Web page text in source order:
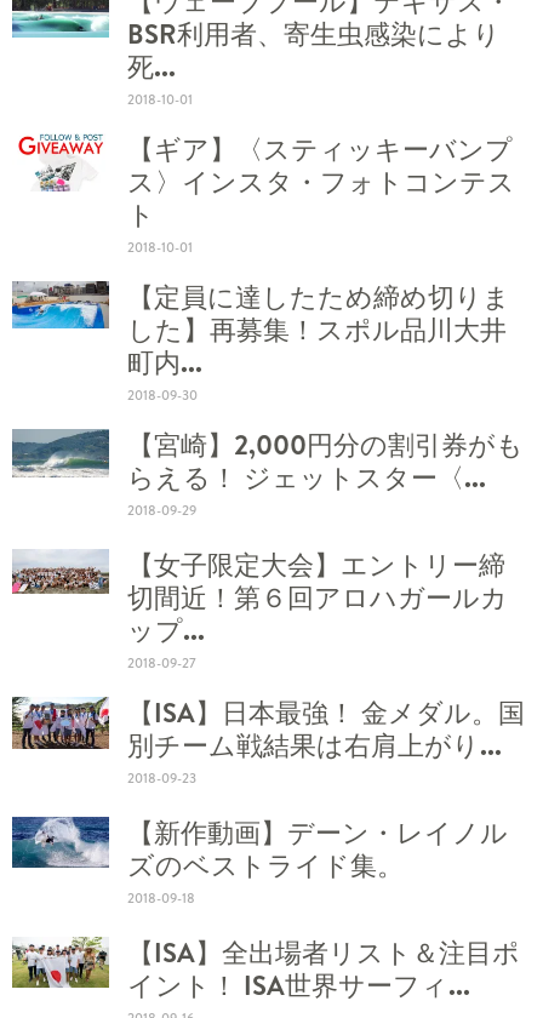
BSR利用者、寄生虫感染により
死...
2018-10-01
【ギア】〈スティッキーバンプ
ス〉インスタ・フォトコンテス
ト
2018-10-01
【定員に達したため締め切りま
した】再募集！スポル品川大井
町内...
2018-09-30
【宮崎】2,000円分の割引券がも
らえる！ ジェットスター〈...
2018-09-29
【女子限定大会】エントリー締
切間近！第６回アロハガールカ
ップ...
2018-09-27
【ISA】日本最強！ 金メダル。国
別チーム戦結果は右肩上がり...
2018-09-23
【新作動画】デーン・レイノル
ズのベストライド集。
2018-09-18
【ISA】全出場者リスト＆注目ポ
イント！ ISA世界サーフィ...